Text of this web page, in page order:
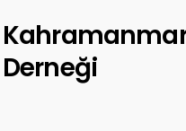
Derneği